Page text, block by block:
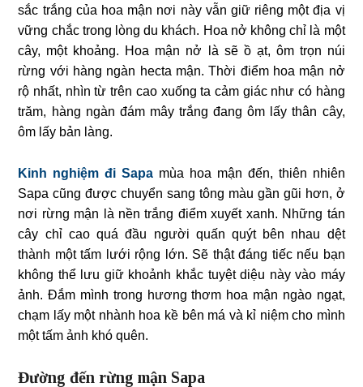
sắc trắng của hoa mận nơi này vẫn giữ riêng một địa vị
vững chắc trong lòng du khách. Hoa nở không chỉ là một
cây, một khoảng. Hoa mận nở là sẽ ồ ạt, ôm trọn núi
rừng với hàng ngàn hecta mận. Thời điểm hoa mận nở
rộ nhất, nhìn từ trên cao xuống ta cảm giác như có hàng
trăm, hàng ngàn đám mây trắng đang ôm lấy thân cây,
ôm lấy bản làng.
Kinh nghiệm đi Sapa mùa hoa mận đến, thiên nhiên
Sapa cũng được chuyển sang tông màu gần gũi hơn, ở
nơi rừng mận là nền trắng điểm xuyết xanh. Những tán
cây chỉ cao quá đầu người quấn quýt bên nhau dệt
thành một tấm lưới rộng lớn. Sẽ thật đáng tiếc nếu bạn
không thể lưu giữ khoảnh khắc tuyệt diệu này vào máy
ảnh. Đắm mình trong hương thơm hoa mận ngào ngạt,
chạm lấy một nhành hoa kề bên má và kỉ niệm cho mình
một tấm ảnh khó quên.
Đường đến rừng mận Sapa